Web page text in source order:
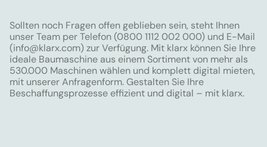
Sollten noch Fragen offen geblieben sein, steht Ihnen
unser Team per Telefon (0800 1112 002 000) und E-Mail
(info@klarx.com) zur Verfügung. Mit klarx können Sie Ihre
ideale Baumaschine aus einem Sortiment von mehr als
530.000 Maschinen wählen und komplett digital mieten,
mit unserer Anfragenform. Gestalten Sie Ihre
Beschaffungsprozesse effizient und digital – mit klarx.